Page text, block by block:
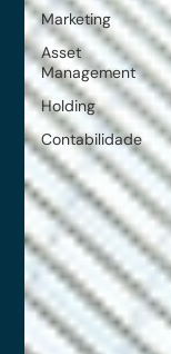
Marketing
Asset
Management
Holding
Contabilidade